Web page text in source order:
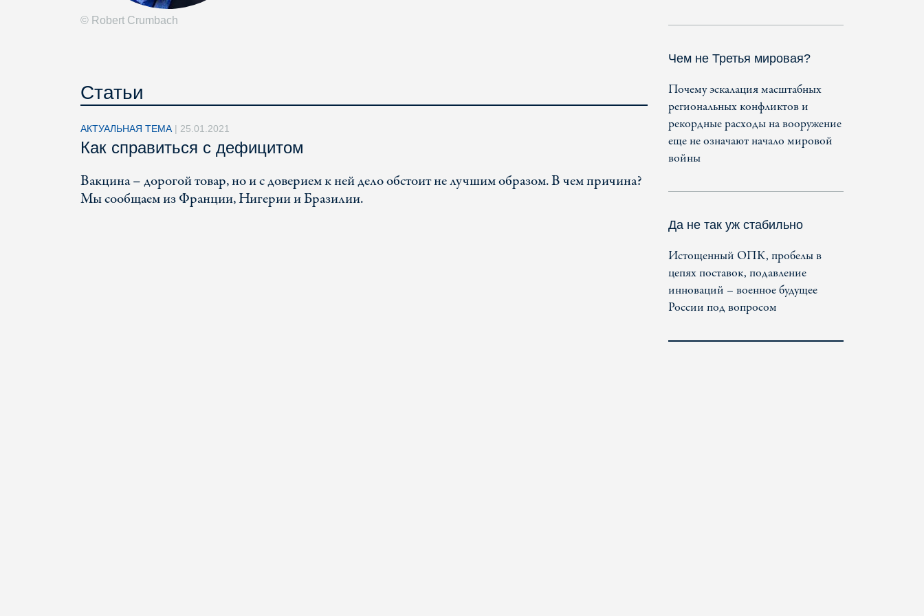
© Robert Crumbach
Статьи
АКТУАЛЬНАЯ ТЕМА | 25.01.2021
Как справиться с дефицитом
Вакцина – дорогой товар, но и с доверием к ней дело обстоит не лучшим образом. В чем причина?
Мы сообщаем из Франции, Нигерии и Бразилии.
Чем не Третья мировая?
Почему эскалация масштабных
региональных конфликтов и
рекордные расходы на вооружение
еще не означают начало мировой
войны
Да не так уж стабильно
Истощенный ОПК, пробелы в
цепях поставок, подавление
инноваций – военное будущее
России под вопросом